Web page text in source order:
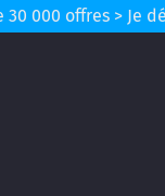
000 offres > Je